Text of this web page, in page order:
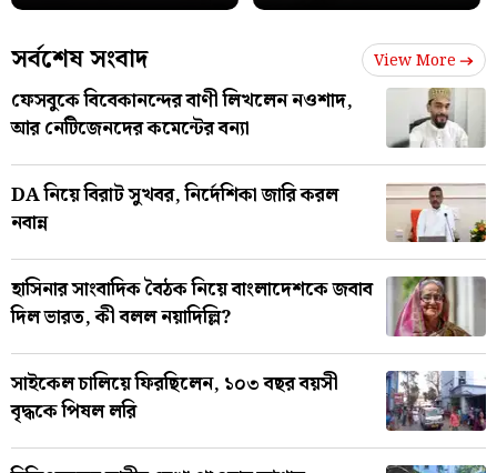
সর্বশেষ সংবাদ View More
ফেসবুকে বিবেকানন্দের বাণী লিখলেন নওশাদ,
আর নেটিজেনদের কমেন্টের বন্যা
DA নিয়ে বিরাট সুখবর, নির্দেশিকা জারি করল
নবান্ন
হাসিনার সাংবাদিক বৈঠক নিয়ে বাংলাদেশকে জবাব
দিল ভারত, কী বলল নয়াদিল্লি?
সাইকেল চালিয়ে ফিরছিলেন, ১০৩ বছর বয়সী
বৃদ্ধকে পিষল লরি